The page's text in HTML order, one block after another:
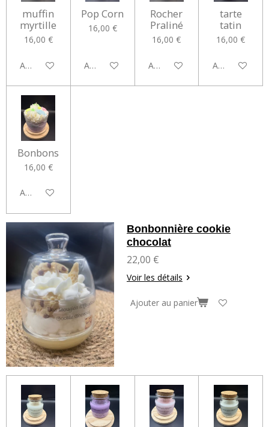
muffin
myrtille
16,00 €
Ajouter au panier
Pop Corn
16,00 €
Ajouter au panier
Rocher
Praliné
16,00 €
Ajouter au panier
tarte
tatin
16,00 €
Ajouter au
Bonbons
16,00 €
Ajouter au panier
Bonbonnière cookie
chocolat
22,00 €
Voir les détails
Ajouter au panier